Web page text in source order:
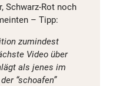
Schwarz-Rot noch
– Tipp:
zumindest
Video über
als jenes im
“schoafen”